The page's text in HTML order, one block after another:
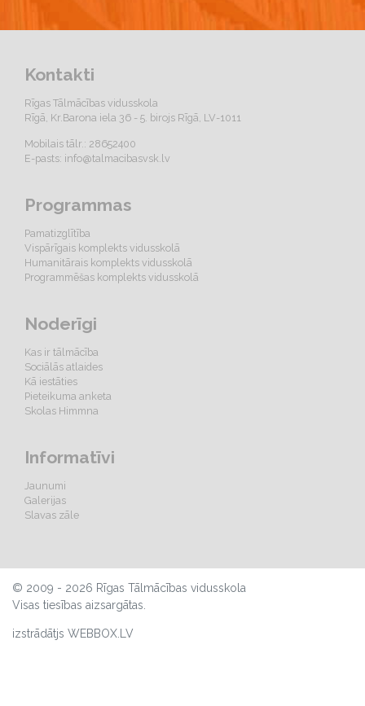
Kontakti
Rīgas Tālmācības vidusskola
Rīgā, Kr.Barona iela 36 - 5. birojs Rīgā, LV-1011
Mobilais tālr.: 28652400
E-pasts: info@talmacibasvsk.lv
Programmas
Pamatizglītība
Vispārīgais komplekts vidusskolā
Humanitārais komplekts vidusskolā
Programmēšas komplekts vidusskolā
Noderīgi
Kas ir tālmācība
Sociālās atlaides
Kā iestāties
Pieteikuma anketa
Skolas Himmna
Informatīvi
Jaunumi
Galerijas
Slavas zāle
© 2009 - 2026 Rīgas Tālmācības vidusskola
Visas tiesības aizsargātas.
izstrādātjs WEBBOX.LV